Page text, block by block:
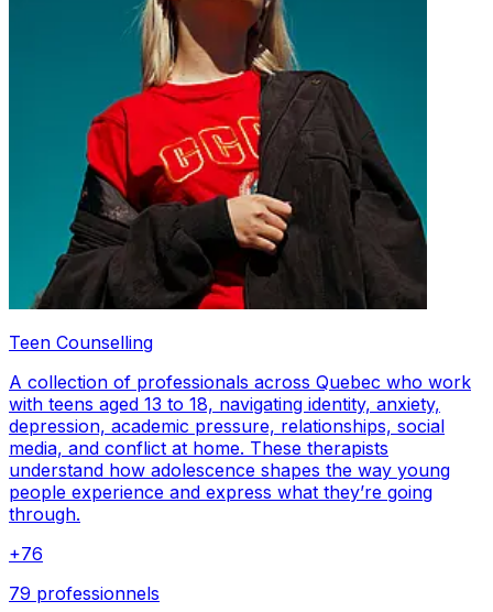
Teen Counselling
A collection of professionals across Quebec who work
with teens aged 13 to 18, navigating identity, anxiety,
depression, academic pressure, relationships, social
media, and conflict at home. These therapists
understand how adolescence shapes the way young
people experience and express what they’re going
through.
+76
79 professionnels